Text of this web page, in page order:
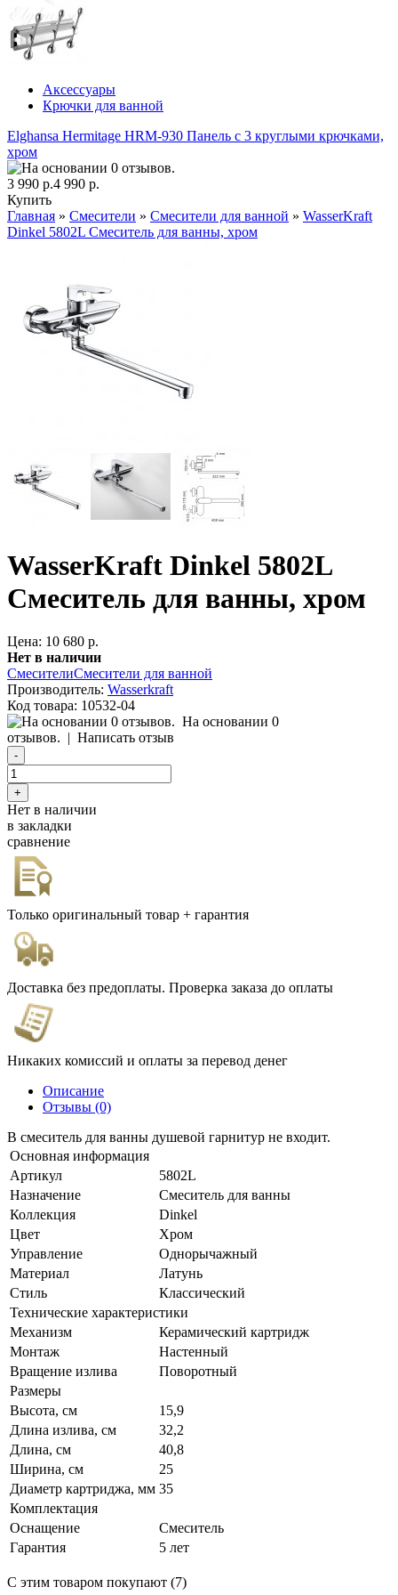
Аксессуары
Крючки для ванной
Elghansa Hermitage HRM-930 Панель с 3 круглыми крючками,
хром
3 990 р.4 990 р.
Купить
Главная » Смесители » Смесители для ванной » WasserKraft
Dinkel 5802L Смеситель для ванны, хром
WasserKraft Dinkel 5802L
Смеситель для ванны, хром
Цена: 10 680 р.
Нет в наличии
СмесителиСмесители для ванной
Производитель: Wasserkraft
Код товара: 10532-04
На основании 0
отзывов. | Написать отзыв
Нет в наличии
в закладки
сравнение
Только оригинальный товар + гарантия
Доставка без предоплаты. Проверка заказа до оплаты
Никаких комиссий и оплаты за перевод денег
Описание
Отзывы (0)
В смеситель для ванны душевой гарнитур не входит.
Основная информация
Артикул
5802L
Назначение
Смеситель для ванны
Коллекция
Dinkel
Цвет
Хром
Управление
Однорычажный
Материал
Латунь
Стиль
Классический
Технические характеристики
Механизм
Керамический картридж
Монтаж
Настенный
Вращение излива
Поворотный
Размеры
Высота, см
15,9
Длина излива, см
32,2
Длина, см
40,8
Ширина, см
25
Диаметр картриджа, мм 35
Комплектация
Оснащение
Смеситель
Гарантия
5 лет
С этим товаром покупают (7)